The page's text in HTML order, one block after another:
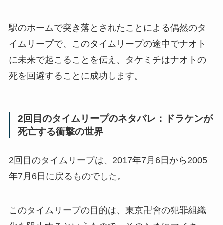
駅のホームで突き落とされたことによる偶然のタ
イムリープで、このタイムリープの途中でナオト
に未来で起こることを伝え、タケミチはナオトの
死を回避することに成功します。
2回目のタイムリープのネタバレ：ドラケンが
死亡する衝撃の世界
2回目のタイムリープは、2017年7月6日から2005
年7月6日に戻るものでした。
このタイムリープの目的は、東京卍會の犯罪組織